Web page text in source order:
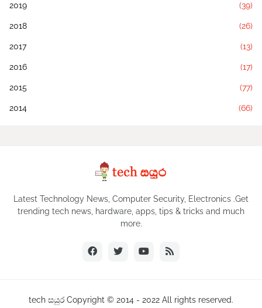
2019 (39)
2018 (26)
2017 (13)
2016 (17)
2015 (77)
2014 (66)
Latest Technology News, Computer Security, Electronics .Get
trending tech news, hardware, apps, tips & tricks and much
more.
tech සයුර Copyright © 2014 - 2022 All rights reserved.